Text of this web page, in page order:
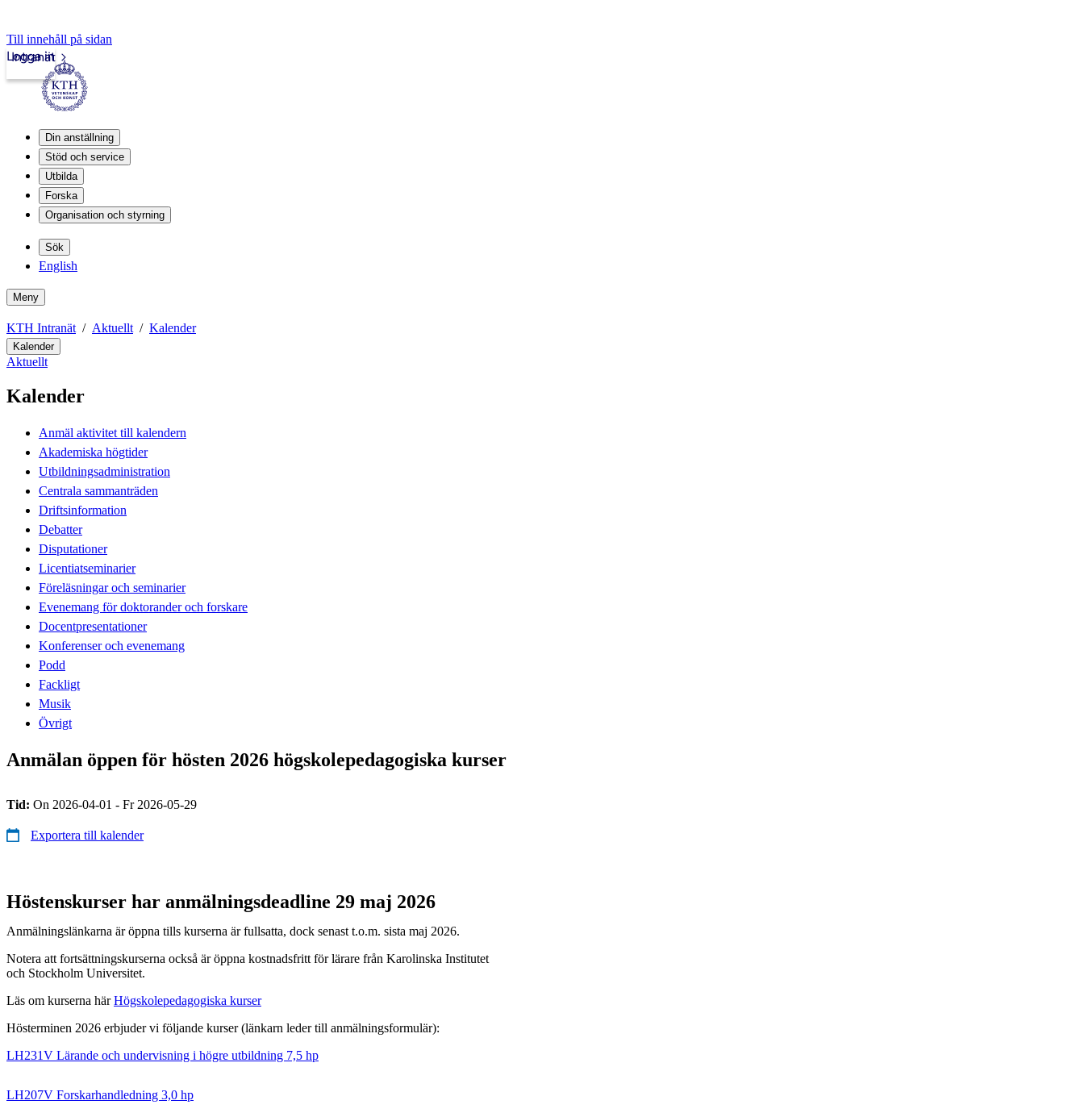
Till innehåll på sidan
Intranät
Logga in
Din anställning
Stöd och service
Utbilda
Forska
Organisation och styrning
Sök
English
Meny
KTH Intranät Aktuellt Kalender
Kalender
Aktuellt
Kalender
Anmäl aktivitet till kalendern
Akademiska högtider
Utbildningsadministration
Centrala sammanträden
Driftsinformation
Debatter
Disputationer
Licentiatseminarier
Föreläsningar och seminarier
Evenemang för doktorander och forskare
Docentpresentationer
Konferenser och evenemang
Podd
Fackligt
Musik
Övrigt
Anmälan öppen för hösten 2026 högskolepedagogiska kurser
Tid: On 2026-04-01 - Fr 2026-05-29
Exportera till kalender
Höstenskurser har anmälningsdeadline 29 maj 2026
Anmälningslänkarna är öppna tills kurserna är fullsatta, dock senast t.o.m. sista maj 2026.
Notera att fortsättningskurserna också är öppna kostnadsfritt för lärare från Karolinska Institutet
och Stockholm Universitet.
Läs om kurserna härHögskolepedagogiska kurser
Hösterminen 2026 erbjuder vi följande kurser (länkarn leder till anmälningsformulär):
LH231V Lärande och undervisning i högre utbildning 7,5 hp
LH207V Forskarhandledning 3,0 hp